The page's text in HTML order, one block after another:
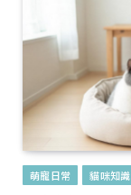
萌寵日常
貓咪知識